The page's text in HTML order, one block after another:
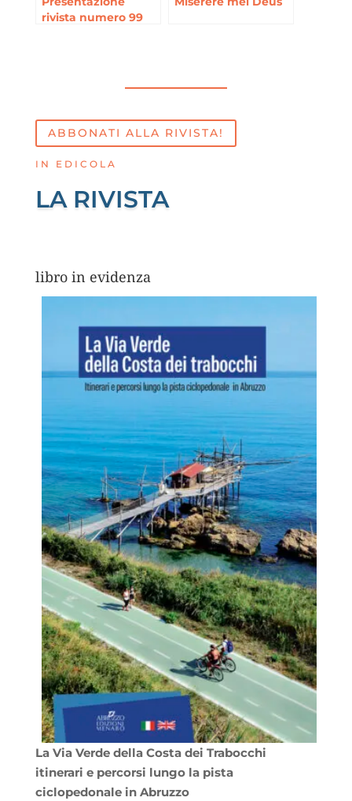
rivista numero 99
ABBONATI ALLA RIVISTA!
IN EDICOLA
LA RIVISTA
libro in evidenza
La Via Verde della Costa dei Trabocchi
itinerari e percorsi lungo la pista
ciclopedonale in Abruzzo